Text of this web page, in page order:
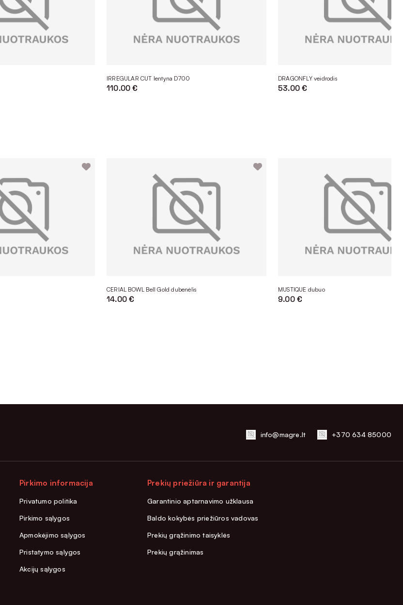
IRREGULAR CUT lentyna D700
110.00 €
DRAGONFLY veidrodis
53.00 €
CERIAL BOWL Bell Gold dubenėlis
14.00 €
MUSTIQUE dubuo
9.00 €
info@magre.lt +370 634 85000
Pirkimo informacija
Privatumo politika
Pirkimo sąlygos
Apmokėjimo sąlygos
Pristatymo sąlygos
Akcijų sąlygos
Prekių priežiūra ir garantija
Garantinio aptarnavimo užklausa
Baldo kokybės priežiūros vadovas
Prekių grąžinimo taisyklės
Prekių grąžinimas